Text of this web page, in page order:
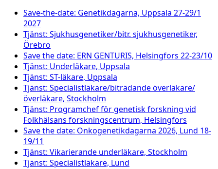
Save-the-date: Genetikdagarna, Uppsala 27-29/1
2027
Tjänst: Sjukhusgenetiker/bitr. sjukhusgenetiker,
Örebro
Save the date: ERN GENTURIS, Helsingfors 22-23/10
Tjänst: Underläkare, Uppsala
Tjänst: ST-läkare, Uppsala
Tjänst: Specialistläkare/biträdande överläkare/
överläkare, Stockholm
Tjänst: Programchef för genetisk forskning vid
Folkhälsans forskningscentrum, Helsingfors
Save the date: Onkogenetikdagarna 2026, Lund 18-
19/11
Tjänst: Vikarierande underläkare, Stockholm
Tjänst: Specialistläkare, Lund